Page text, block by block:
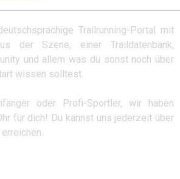
Trailrunning-Portal mit
der Szene, einer Traildatenbank,
und allem was du sonst noch über
wissen solltest.
oder Profi-Sportler, wir haben
für dich! Du kannst uns jederzeit über
erreichen.